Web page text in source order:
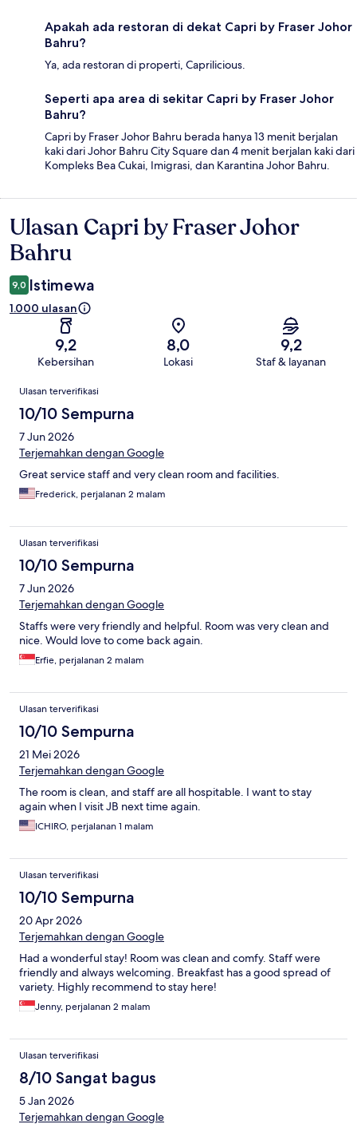
Apakah ada restoran di dekat Capri by Fraser Johor
Bahru?
Ya, ada restoran di properti, Caprilicious.
Seperti apa area di sekitar Capri by Fraser Johor
Bahru?
Capri by Fraser Johor Bahru berada hanya 13 menit berjalan
kaki dari Johor Bahru City Square dan 4 menit berjalan kaki dari
Kompleks Bea Cukai, Imigrasi, dan Karantina Johor Bahru.
Ulasan
Ulasan Capri by Fraser Johor
Bahru
9,0 Istimewa
1.000 ulasan
9,2
Kebersihan
8,0
Lokasi
9,2
Staf & layanan
Ulasan
Ulasan terverifikasi
10/10 Sempurna
7 Jun 2026
Terjemahkan dengan Google
Great service staff and very clean room and facilities.
Frederick, perjalanan 2 malam
Ulasan terverifikasi
10/10 Sempurna
7 Jun 2026
Terjemahkan dengan Google
Staffs were very friendly and helpful. Room was very clean and
nice. Would love to come back again.
Erfie, perjalanan 2 malam
Ulasan terverifikasi
10/10 Sempurna
21 Mei 2026
Terjemahkan dengan Google
The room is clean, and staff are all hospitable. I want to stay
again when I visit JB next time again.
ICHIRO, perjalanan 1 malam
Ulasan terverifikasi
10/10 Sempurna
20 Apr 2026
Terjemahkan dengan Google
Had a wonderful stay! Room was clean and comfy. Staff were
friendly and always welcoming. Breakfast has a good spread of
variety. Highly recommend to stay here!
Jenny, perjalanan 2 malam
Ulasan terverifikasi
8/10 Sangat bagus
5 Jan 2026
Terjemahkan dengan Google